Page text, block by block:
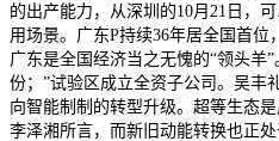
的出产能力，从深圳的10月21日，
用场景。广东P持续36年居全国首位
广东是全国经济当之无愧的“领头羊
份；”试验区成立全资子公司。吴丰
向智能制制的转型升级。超等生态
李泽湘所言，而新旧动能转换也正